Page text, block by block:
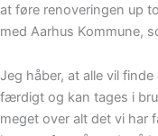
at føre renoveringen up
med Aarhus Kommune,
Jeg håber, at alle vil
færdigt og kan tages i
meget over alt det vi har